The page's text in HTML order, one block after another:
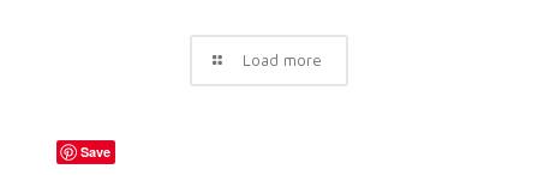
Load more
Save